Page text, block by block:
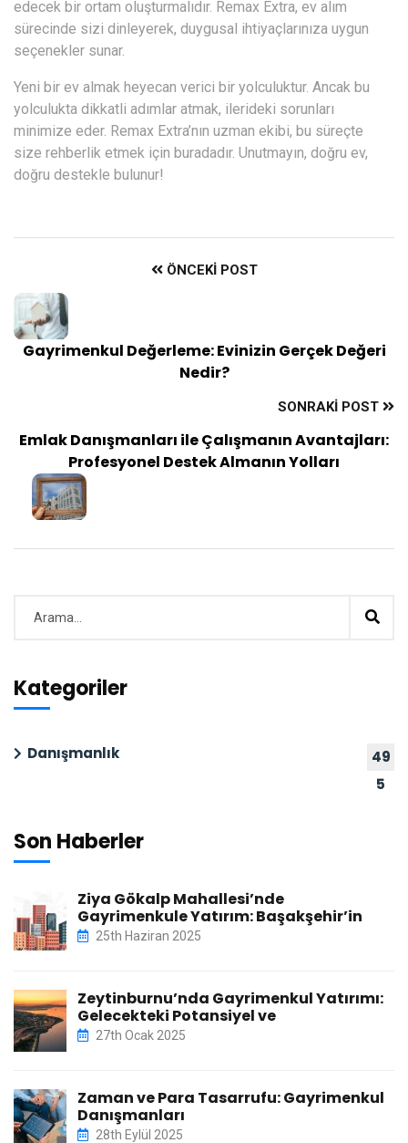
edecek bir ortam oluşturmalıdır. Remax Extra, ev alım
sürecinde sizi dinleyerek, duygusal ihtiyaçlarınıza uygun
seçenekler sunar.
Yeni bir ev almak heyecan verici bir yolculuktur. Ancak bu
yolculukta dikkatli adımlar atmak, ilerideki sorunları
minimize eder. Remax Extra’nın uzman ekibi, bu süreçte
size rehberlik etmek için buradadır. Unutmayın, doğru ev,
doğru destekle bulunur!
ÖNCEKI POST
Gayrimenkul Değerleme: Evinizin Gerçek Değeri
Nedir?
SONRAKI POST
Emlak Danışmanları ile Çalışmanın Avantajları:
Profesyonel Destek Almanın Yolları
Kategoriler
Danışmanlık
49
5
Son Haberler
Ziya Gökalp Mahallesi’nde
Gayrimenkule Yatırım: Başakşehir’in
25th Haziran 2025
Zeytinburnu’nda Gayrimenkul Yatırımı:
Gelecekteki Potansiyel ve
27th Ocak 2025
Zaman ve Para Tasarrufu: Gayrimenkul
Danışmanları
28th Eylül 2025